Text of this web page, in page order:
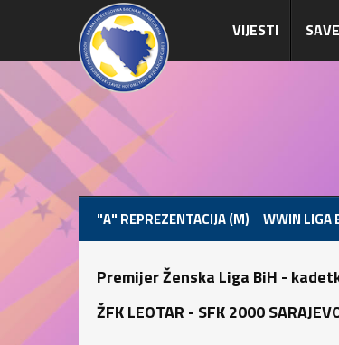
VIJESTI
"A" REPREZENTACIJA (M) WWIN LIGA
Premijer Ženska Liga BiH -
ŽFK LEOTAR - SFK 2000